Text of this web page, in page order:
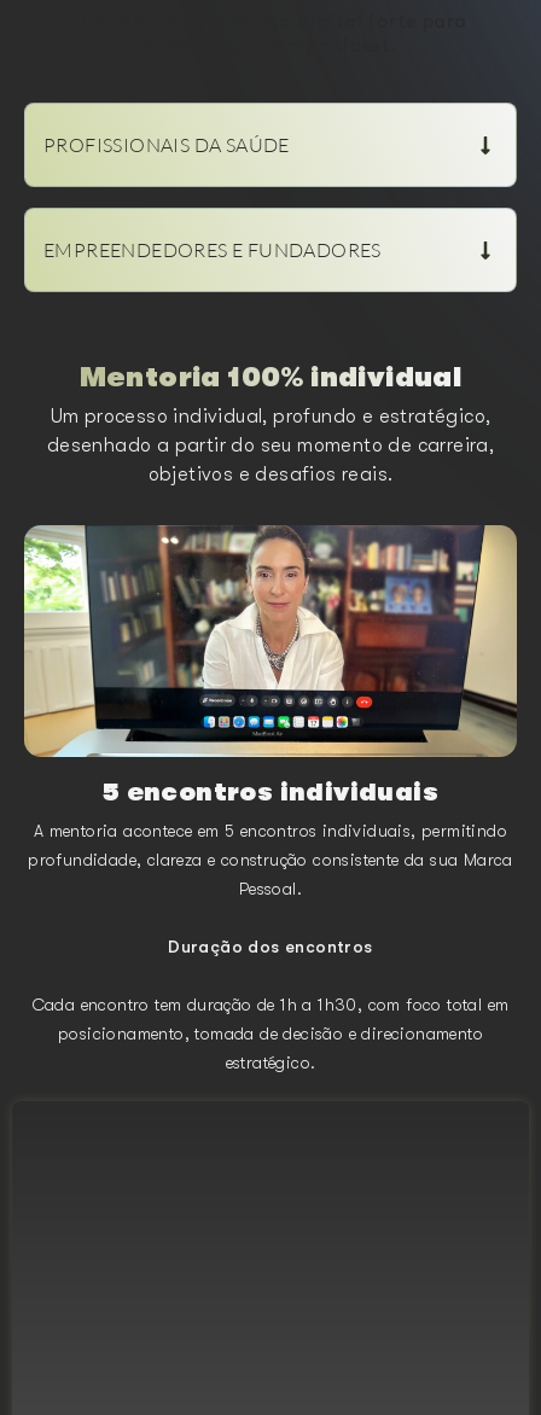
PROFISSIONAIS DA SAÚDE
EMPREENDEDORES E FUNDADORES
Mentoria 100% individual
Um processo individual, profundo e estratégico,
desenhado a partir do seu momento de carreira,
objetivos e desafios reais.
5 encontros individuais
A mentoria acontece em 5 encontros individuais, permitindo
profundidade, clareza e construção consistente da sua Marca
Pessoal.
Duração dos encontros
Cada encontro tem duração de 1h a 1h30, com foco total em
posicionamento, tomada de decisão e direcionamento
estratégico.